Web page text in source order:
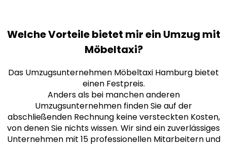
Welche Vorteile bietet mir ein Umzug mit
Möbeltaxi?
Das Umzugsunternehmen Möbeltaxi Hamburg bietet
einen Festpreis.
Anders als bei manchen anderen
Umzugsunternehmen finden Sie auf der
abschließenden Rechnung keine versteckten Kosten,
von denen Sie nichts wissen. Wir sind ein zuverlässiges
Unternehmen mit 15 professionellen Mitarbeitern und